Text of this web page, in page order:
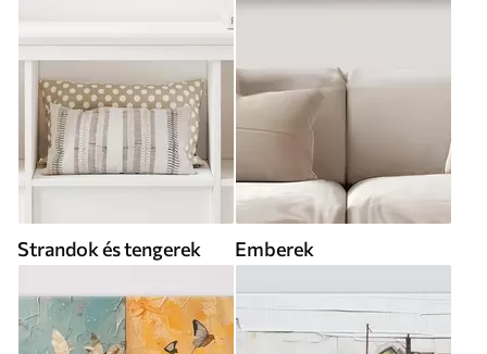
Strandok és tengerek Emberek